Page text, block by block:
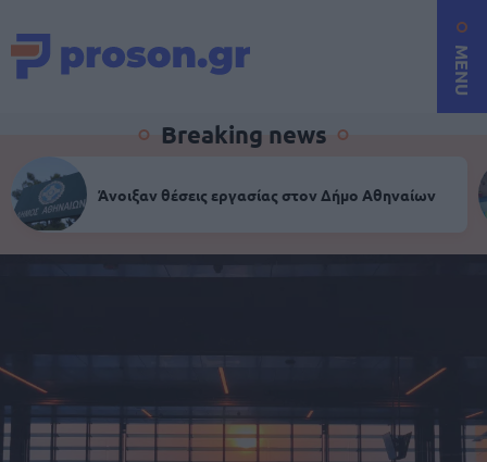
MENU
Breaking news
Άνοιξαν θέσεις εργασίας στον Δήμο Αθηναίων